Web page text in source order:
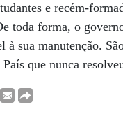
e recém-
toda forma, o
à sua manutenção.
que nunca